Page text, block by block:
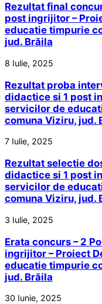
Rezultat final
post ingrijitor –
educatie timpurie
jud. Brăila
8 Iulie, 2025
Rezultat proba
didactice si 1 post
servicilor de
comuna Viziru, jud.
7 Iulie, 2025
Rezultat selectie
didactice si 1 post
servicilor de
comuna Viziru, jud.
3 Iulie, 2025
Erata concurs – 2
ingrijitor – Proiect
educatie timpurie
jud. Brăila
30 Iunie, 2025